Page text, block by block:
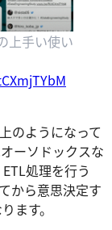
上手い使い
のようになって
ーソドックスな
処理を行う
から意思決定す
ます。